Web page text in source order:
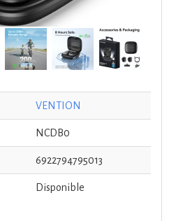
VENTION
NCDB0
6922794795013
Disponible